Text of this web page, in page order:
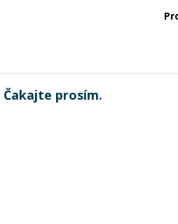
Čakajte prosím.